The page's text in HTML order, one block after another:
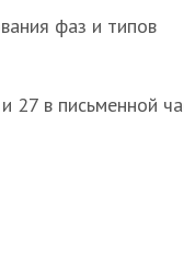
фаз и типов
в письменной